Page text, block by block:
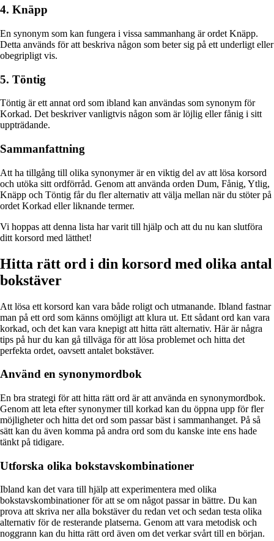
4. Knäpp
En synonym som kan fungera i vissa sammanhang är ordet Knäpp.
Detta används för att beskriva någon som beter sig på ett underligt eller
obegripligt vis.
5. Töntig
Töntig är ett annat ord som ibland kan användas som synonym för
Korkad. Det beskriver vanligtvis någon som är löjlig eller fånig i sitt
uppträdande.
Sammanfattning
Att ha tillgång till olika synonymer är en viktig del av att lösa korsord
och utöka sitt ordförråd. Genom att använda orden Dum, Fånig, Ytlig,
Knäpp och Töntig får du fler alternativ att välja mellan när du stöter på
ordet Korkad eller liknande termer.
Vi hoppas att denna lista har varit till hjälp och att du nu kan slutföra
ditt korsord med lätthet!
Hitta rätt ord i din korsord med olika antal
bokstäver
Att lösa ett korsord kan vara både roligt och utmanande. Ibland fastnar
man på ett ord som känns omöjligt att klura ut. Ett sådant ord kan vara
korkad, och det kan vara knepigt att hitta rätt alternativ. Här är några
tips på hur du kan gå tillväga för att lösa problemet och hitta det
perfekta ordet, oavsett antalet bokstäver.
Använd en synonymordbok
En bra strategi för att hitta rätt ord är att använda en synonymordbok.
Genom att leta efter synonymer till korkad kan du öppna upp för fler
möjligheter och hitta det ord som passar bäst i sammanhanget. På så
sätt kan du även komma på andra ord som du kanske inte ens hade
tänkt på tidigare.
Utforska olika bokstavskombinationer
Ibland kan det vara till hjälp att experimentera med olika
bokstavskombinationer för att se om något passar in bättre. Du kan
prova att skriva ner alla bokstäver du redan vet och sedan testa olika
alternativ för de resterande platserna. Genom att vara metodisk och
noggrann kan du hitta rätt ord även om det verkar svårt till en början.